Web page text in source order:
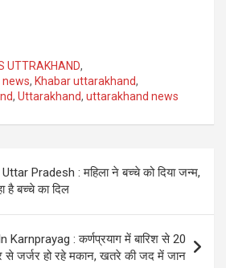
UTTRAKHAND,
news, Khabar uttarakhand,
, Uttarakhand, uttarakhand news
Pradesh : महिला ने बच्चे को दिया जन्म,
है बच्चे का दिल
: कर्णप्रयाग में बारिश से 20
से जर्जर हो रहे मकान, खतरे की जद में जान